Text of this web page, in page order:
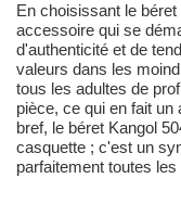
En choisissant le
accessoire qui se
d'authenticité et de
valeurs dans les
tous les adultes de
pièce, ce qui en fait
bref, le béret Kangol
casquette ; c'est un
parfaitement toutes les